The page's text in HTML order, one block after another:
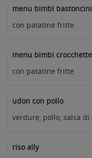
menu bimbi
con patatine fritte
menu bimbi
con patatine fritte
udon con pollo
verdure, pollo, salsa di
riso ally